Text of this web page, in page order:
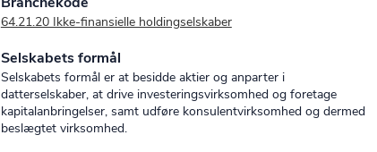
64.21.20 Ikke-finansielle holdingselskaber
Selskabets formål
Selskabets formål er at besidde aktier og anparter i
datterselskaber, at drive investeringsvirksomhed og foretage
kapitalanbringelser, samt udføre konsulentvirksomhed og dermed
beslægtet virksomhed.